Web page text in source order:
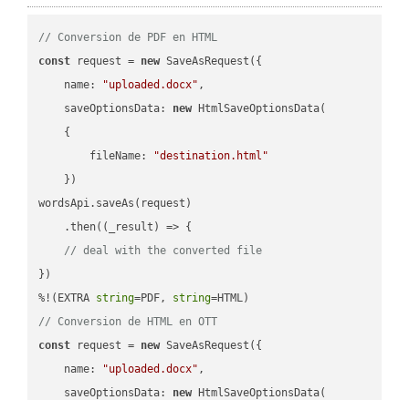
// Conversion de PDF en HTML
const request = new SaveAsRequest({
name: "uploaded.docx" ,
saveOptionsData: new HtmlSaveOptionsData(
    {
fileName:
"destination.html"
    })
wordsApi.saveAs(request)
    .then(
( _result ) => {
// deal with the converted file
})
%!(EXTRA string=PDF, string
// Conversion de HTML en OTT
const request = new SaveAsRequest({
name: "uploaded.docx" ,
saveOptionsData: new HtmlSaveOptionsData(